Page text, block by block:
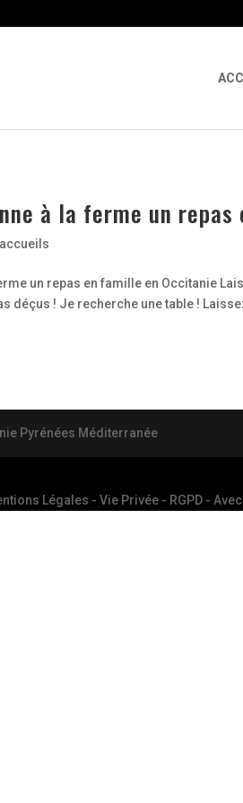
à la ferme un
un repas en famille en Occitanie
déçus ! Je recherche une table !
Pyrénées Méditerranée
Légales - Vie Privée - RGPD -